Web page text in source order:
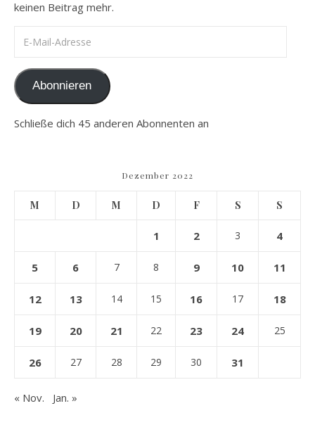
keinen Beitrag mehr.
Abonnieren
Schließe dich 45 anderen Abonnenten an
Dezember 2022
M D M D F S S
1 2 3 4
5 6 7 8 9 10 11
12 13 14 15 16 17 18
19 20 21 22 23 24 25
26 27 28 29 30 31
« Nov. Jan. »